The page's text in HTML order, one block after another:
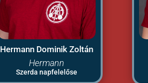
Hermann Dominik Zoltán
Hermann
Szerda napfelelőse